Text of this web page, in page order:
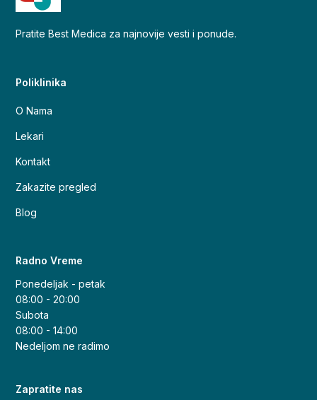
Pratite Best Medica za najnovije vesti i ponude.
Poliklinika
O Nama
Lekari
Kontakt
Zakazite pregled
Blog
Radno Vreme
Ponedeljak - petak
08:00 - 20:00
Subota
08:00 - 14:00
Nedeljom ne radimo
Zapratite nas